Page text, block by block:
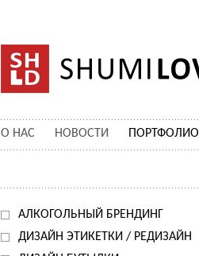
О НАС НОВОСТИ ПОРТФОЛИО
АЛКОГОЛЬНЫЙ БРЕНДИНГ
ДИЗАЙН ЭТИКЕТКИ / РЕДИЗАЙН